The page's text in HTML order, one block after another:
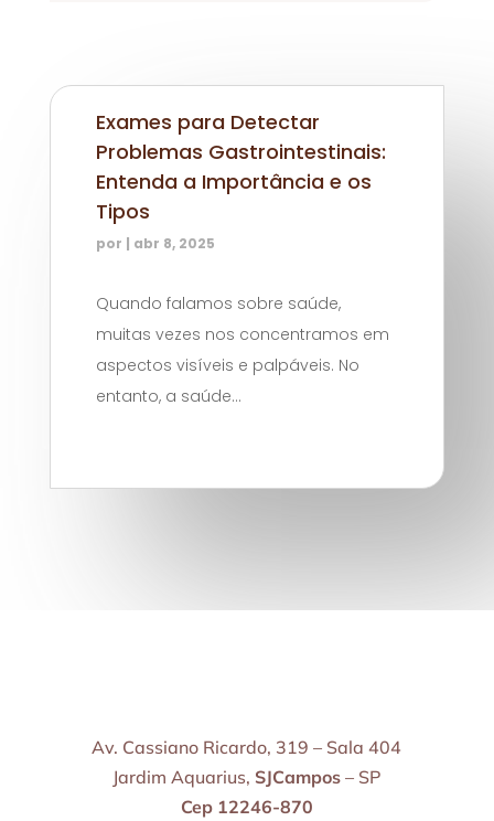
Exames para Detectar
Problemas Gastrointestinais:
Entenda a Importância e os
Tipos
por | abr 8, 2025
Quando falamos sobre saúde,
muitas vezes nos concentramos em
aspectos visíveis e palpáveis. No
entanto, a saúde...
Av. Cassiano Ricardo, 319 – Sala 404
Jardim Aquarius, SJCampos – SP
Cep 12246-870